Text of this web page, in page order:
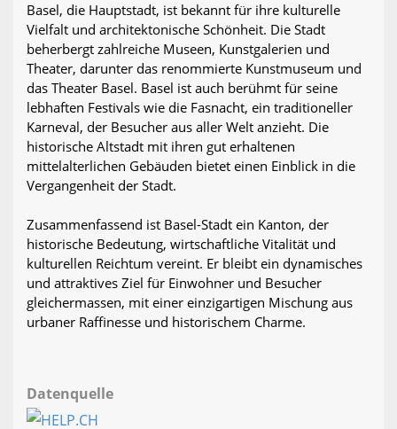
Basel, die Hauptstadt, ist bekannt für ihre kulturelle
Vielfalt und architektonische Schönheit. Die Stadt
beherbergt zahlreiche Museen, Kunstgalerien und
Theater, darunter das renommierte Kunstmuseum und
das Theater Basel. Basel ist auch berühmt für seine
lebhaften Festivals wie die Fasnacht, ein traditioneller
Karneval, der Besucher aus aller Welt anzieht. Die
historische Altstadt mit ihren gut erhaltenen
mittelalterlichen Gebäuden bietet einen Einblick in die
Vergangenheit der Stadt.
Zusammenfassend ist Basel-Stadt ein Kanton, der
historische Bedeutung, wirtschaftliche Vitalität und
kulturellen Reichtum vereint. Er bleibt ein dynamisches
und attraktives Ziel für Einwohner und Besucher
gleichermassen, mit einer einzigartigen Mischung aus
urbaner Raffinesse und historischem Charme.
Datenquelle